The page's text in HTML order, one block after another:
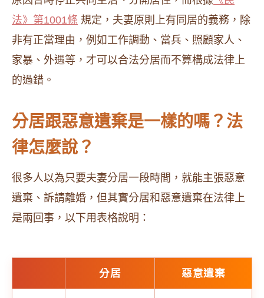
法》第1001條 規定，夫妻原則上有同居的義務，除
非有正當理由，例如工作調動、當兵、照顧家人、
家暴、外遇等，才可以合法分居而不算構成法律上
的過錯。
分居跟惡意遺棄是一樣的嗎？法
律怎麼說？
很多人以為只要夫妻分居一段時間，就能主張惡意
遺棄、訴請離婚，但其實分居和惡意遺棄在法律上
是兩回事，以下用表格說明：
分居 惡意遺棄